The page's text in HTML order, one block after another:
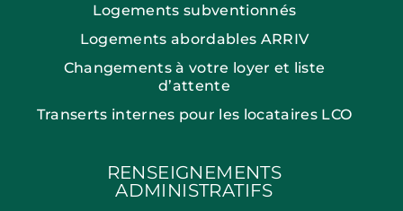
Logements subventionnés
Logements abordables ARRIV
Changements à votre loyer et liste
d’attente
Transerts internes pour les locataires LCO
RENSEIGNEMENTS
ADMINISTRATIFS